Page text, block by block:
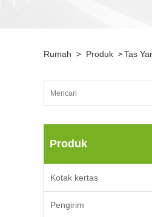
Rumah > Produk > Tas
Produk
Kotak kertas
Pengirim